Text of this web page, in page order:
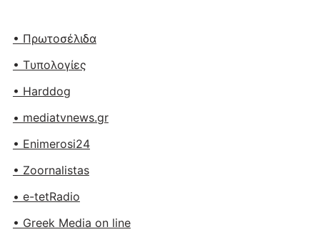
• Πρωτοσέλιδα
• Tυπολογίες
• Harddog
• mediatvnews.gr
• Enimerosi24
• Zoornalistas
• e-tetRadio
• Greek Media on line